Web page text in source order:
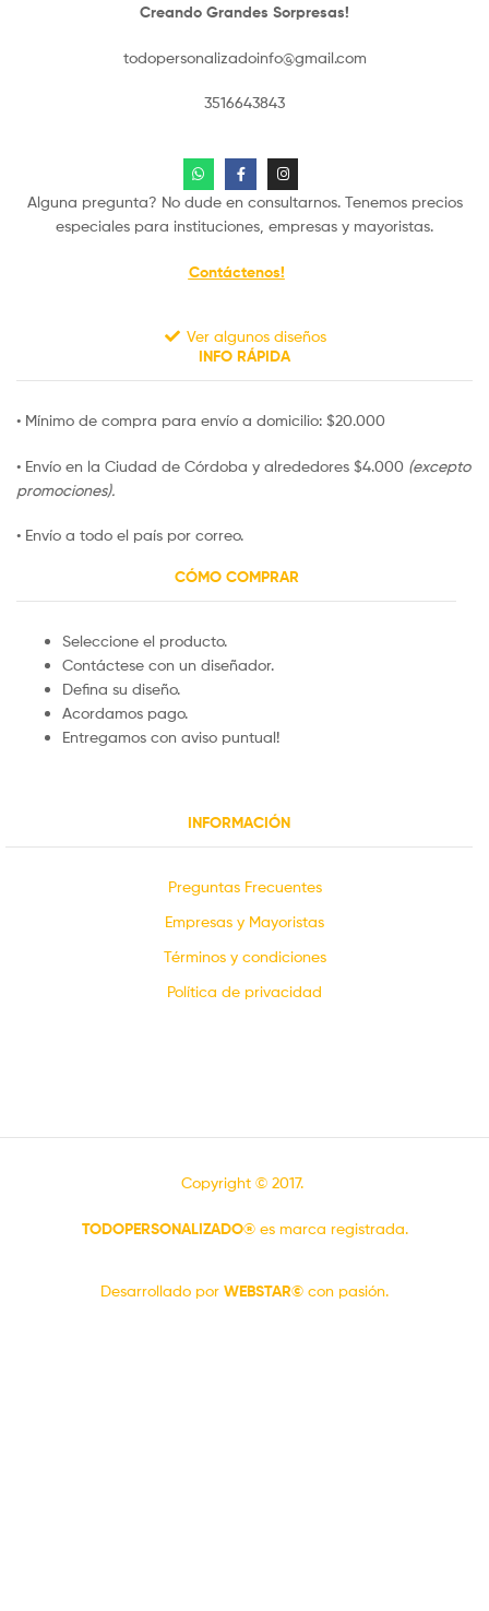
Creando Grandes Sorpresas!
todopersonalizadoinfo@gmail.com
3516643843
Alguna pregunta? No dude en consultarnos. Tenemos precios
especiales para instituciones, empresas y mayoristas.
Contáctenos!
Ver algunos diseños
INFO RÁPIDA
• Mínimo de compra para envío a domicilio: $20.000
• Envío en la Ciudad de Córdoba y alrededores $4.000 (excepto
promociones).
• Envío a todo el país por correo.
CÓMO COMPRAR
Seleccione el producto.
Contáctese con un diseñador.
Defina su diseño.
Acordamos pago.
Entregamos con aviso puntual!
INFORMACIÓN
Preguntas Frecuentes
Empresas y Mayoristas
Términos y condiciones
Política de privacidad
Copyright © 2017.
TODOPERSONALIZADO®es marca registrada.
Desarrollado por WEBSTAR© con pasión.